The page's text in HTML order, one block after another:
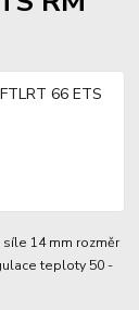
14 mm rozměr
teploty 50 -